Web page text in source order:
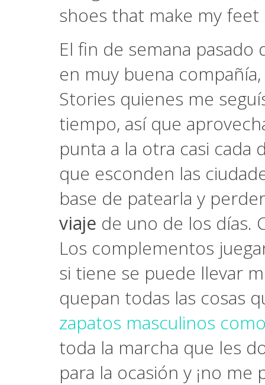
shoes that make my
El fin de semana
en muy buena
Stories quienes me
tiempo, así que
punta a la otra casi cada
que esconden las
base de patearla y
viaje de uno de los días.
Los complementos
si tiene se puede llevar
quepan todas las cosas
zapatos masculinos
toda la marcha que les
para la ocasión y ¡no me